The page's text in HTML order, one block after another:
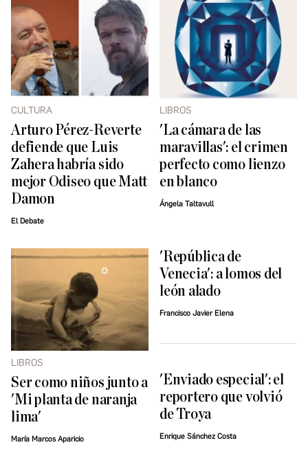
CULTURA
Arturo Pérez-Reverte
defiende que Luis
Zahera habría sido
mejor Odiseo que Matt
Damon
El Debate
LIBROS
'La cámara de las
maravillas': el crimen
perfecto como lienzo
en blanco
Ángela Taltavull
LIBROS
Ser como niños junto a
'Mi planta de naranja
lima'
María Marcos Aparicio
'República de
Venecia': a lomos del
león alado
Francisco Javier Elena
'Enviado especial': el
reportero que volvió
de Troya
Enrique Sánchez Costa